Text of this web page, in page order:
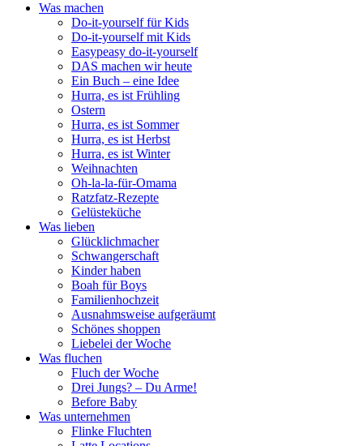
Was machen
Do-it-yourself für Kids
Do-it-yourself mit Kids
Easypeasy do-it-yourself
DAS machen wir heute
Ein Buch – eine Idee
Hurra, es ist Frühling
Ostern
Hurra, es ist Sommer
Hurra, es ist Herbst
Hurra, es ist Winter
Weihnachten
Oh-la-la-für-Omama
Ratzfatz-Rezepte
Gelüsteküche
Was lieben
Glücklichmacher
Schwangerschaft
Kinder haben
Boah für Boys
Familienhochzeit
Ausnahmsweise aufgeräumt
Schönes shoppen
Liebelei der Woche
Was fluchen
Fluch der Woche
Drei Jungs? – Du Arme!
Before Baby
Was unternehmen
Flinke Fluchten